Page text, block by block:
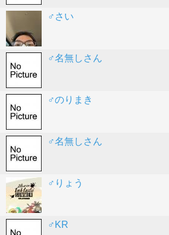
♂さい
♂名無しさん
♂のりまき
♂名無しさん
♂りょう
♂KR